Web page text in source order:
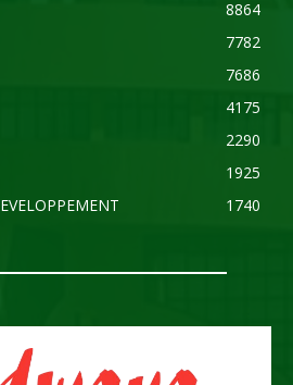
8864
7782
7686
4175
2290
1925
1740